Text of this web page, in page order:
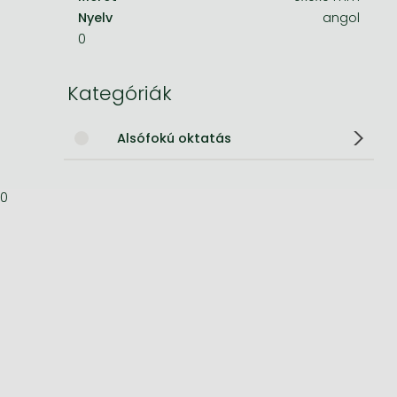
Bleach manga
Nyelv
angol
0
Kategóriák
Alsófokú oktatás
0